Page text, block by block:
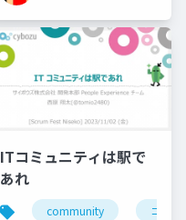
北海道 旭川
ITコミュニティは駅で
あれ
community コミ